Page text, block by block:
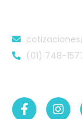
(01) 748-